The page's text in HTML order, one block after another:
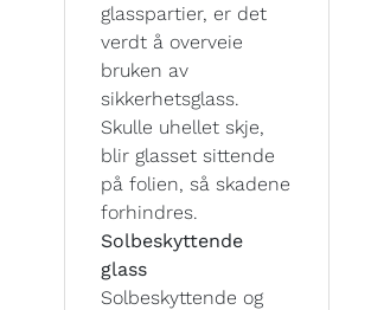
glasspartier, er det
verdt å overveie
bruken av
sikkerhetsglass.
Skulle uhellet skje,
blir glasset sittende
på folien, så skadene
forhindres.
Solbeskyttende
glass
Solbeskyttende og